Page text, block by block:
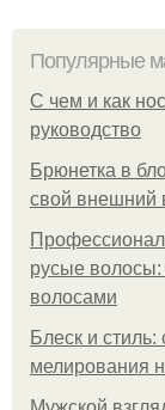
Популярные
С чем и как
руководство
Брюнетка в
свой внешний
русые волосы:
волосами
Блеск и
мелирования